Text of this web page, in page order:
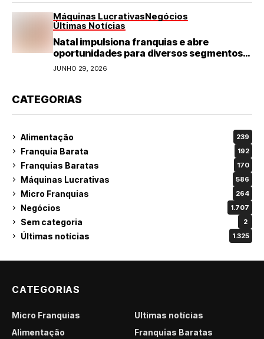
Máquinas LucrativasNegócios
Últimas Notícias
Natal impulsiona franquias e abre
oportunidades para diversos segmentos
do varejo
JUNHO 29, 2026
CATEGORIAS
Alimentação 239
Franquia Barata 192
Franquias Baratas 170
Máquinas Lucrativas 586
Micro Franquias 264
Negócios 1.707
Sem categoria 2
Últimas notícias 1.325
CATEGORIAS
Micro Franquias
Últimas notícias
Alimentação
Franquias Baratas